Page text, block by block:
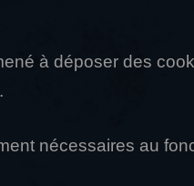
à déposer des
nécessaires au